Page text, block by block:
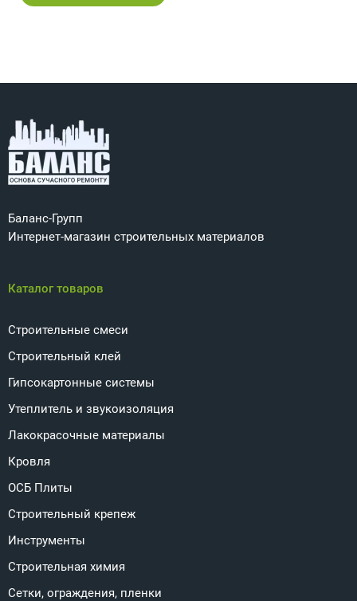
Баланс-Групп
Интернет-магазин строительных материалов
Каталог товаров
Строительные смеси
Строительный клей
Гипсокартонные системы
Утеплитель и звукоизоляция
Лакокрасочные материалы
Кровля
ОСБ Плиты
Строительный крепеж
Инструменты
Строительная химия
Сетки, ограждения, пленки